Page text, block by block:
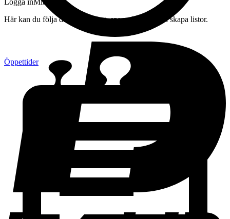
Öppettider
Logga inMitt konto
Här kan du följa din beställning, spara drycker och skapa listor.